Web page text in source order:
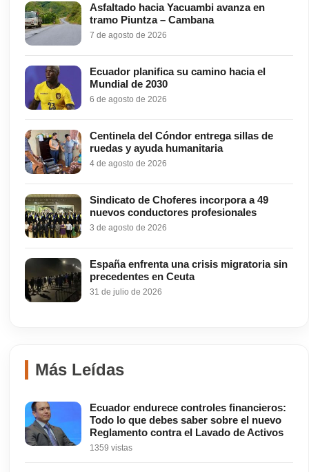
Asfaltado hacia Yacuambi avanza en
tramo Piuntza – Cambana
7 de agosto de 2026
Ecuador planifica su camino hacia el
Mundial de 2030
6 de agosto de 2026
Centinela del Cóndor entrega sillas de
ruedas y ayuda humanitaria
4 de agosto de 2026
Sindicato de Choferes incorpora a 49
nuevos conductores profesionales
3 de agosto de 2026
España enfrenta una crisis migratoria sin
precedentes en Ceuta
31 de julio de 2026
Más Leídas
Ecuador endurece controles financieros:
Todo lo que debes saber sobre el nuevo
Reglamento contra el Lavado de Activos
1359 vistas